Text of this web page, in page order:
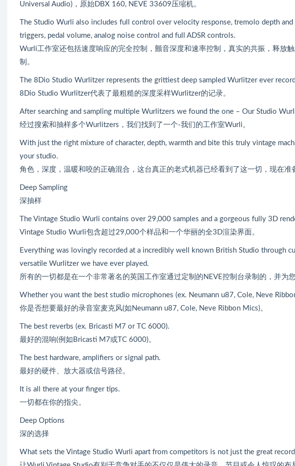
Universal Audio)，原始DBX 160, NEVE 33609压缩机。
The Studio Wurli also includes full control over velocity response, tremolo depth
triggers, pedal volume, analog noise control and full ADSR controls.
Wurli工作室还包括速度响应的完全控制，颤音深度和速率控制，真实的共振，释放
制。
The 8Dio Studio Wurlitzer represents the grittiest deep sampled Wurlitzer ever
8Dio Studio Wurlitzer代表了最粗糙的深度采样Wurlitzer的记录。
After searching and sampling multiple Wurlitzers we found the one – Our Studio
经过搜索和抽样多个Wurlitzers，我们找到了一个-我们的工作室Wurli。
With just the right mixture of character, depth, warmth and bite this truly vintage
your studio.
角色，深度，温暖和咬的正确混合，这台真正的老式机器已经看到了这一切，现在准
Deep Sampling
深抽样
The Vintage Studio Wurli contains over 29,000 samples and a gorgeous fully 3D
Vintage Studio Wurli包含超过29,000个样品和一个华丽的全3D渲染界面。
Everything was lovingly recorded at a incredibly well known British Studio through
versatile Wurlitzer we have ever played.
所有的一切都是在一个非常著名的英国工作室通过定制的NEVE控制台录制的，并为
Whether you want the best studio microphones (ex. Neumann u87, Cole, Neve
你是否想要最好的录音室麦克风(如Neumann u87, Cole, Neve Ribbon Mics)。
The best reverbs (ex. Bricasti M7 or TC 6000).
最好的混响(例如Bricasti M7或TC 6000)。
The best hardware, amplifiers or signal path.
最好的硬件、放大器或信号路径。
It is all there at your finger tips.
一切都在你的指尖。
Deep Options
深的选择
What sets the Vintage Studio Wurli apart from competitors is not just the great